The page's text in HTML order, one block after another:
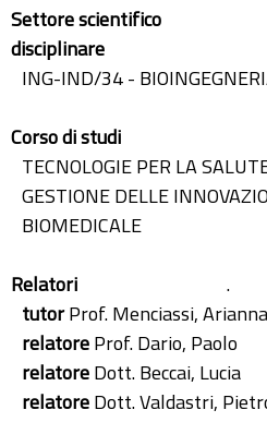
Settore scientifico
disciplinare
ING-IND/34 -
Corso di studi
TECNOLOGIE PER LA
GESTIONE DELLE
BIOMEDICALE
Relatori
.
tutorProf. Menciassi, Arianna
relatoreProf. Dario, Paolo
relatoreDott. Beccai, Lucia
relatoreDott. Valdastri,